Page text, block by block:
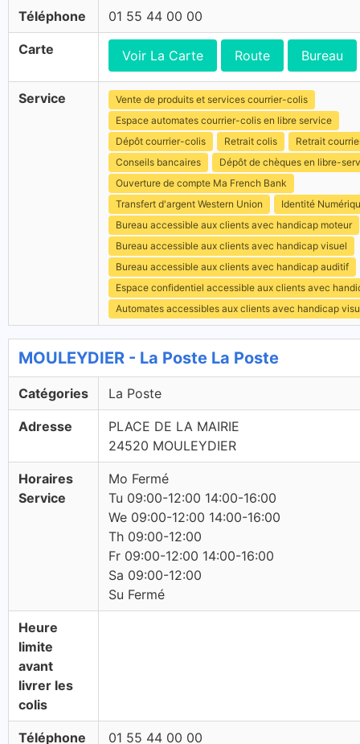
Téléphone 01 55 44 00 00
Carte Voir La Carte Route Bureau
Service
Vente de produits et services courrier-colis
Espace automates courrier-colis en libre service
Dépôt courrier-colis
Retrait colis
Retrait
Conseils bancaires
Dépôt de chèques en libre-
Ouverture de compte Ma French Bank
Transfert d'argent Western Union
Identité
Bureau accessible aux clients avec handicap moteur
Bureau accessible aux clients avec handicap visuel
Bureau accessible aux clients avec handicap auditif
Espace confidentiel accessible aux clients avec
Automates accessibles aux clients avec handicap
MOULEYDIER - La Poste La Poste
Catégories La Poste
Adresse
PLACE DE LA MAIRIE
24520 MOULEYDIER
Horaires
Service
Mo Fermé
Tu 09:00-12:00 14:00-16:00
We 09:00-12:00 14:00-16:00
Th 09:00-12:00
Fr 09:00-12:00 14:00-16:00
Sa 09:00-12:00
Su Fermé
Heure
limite
avant
livrer les
colis
Téléphone 01 55 44 00 00